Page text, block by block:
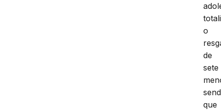
o
de
sete
que